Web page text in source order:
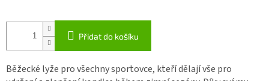
Přidat do košíku
Běžecké lyže pro všechny sportovce, kteří dělají vše pro